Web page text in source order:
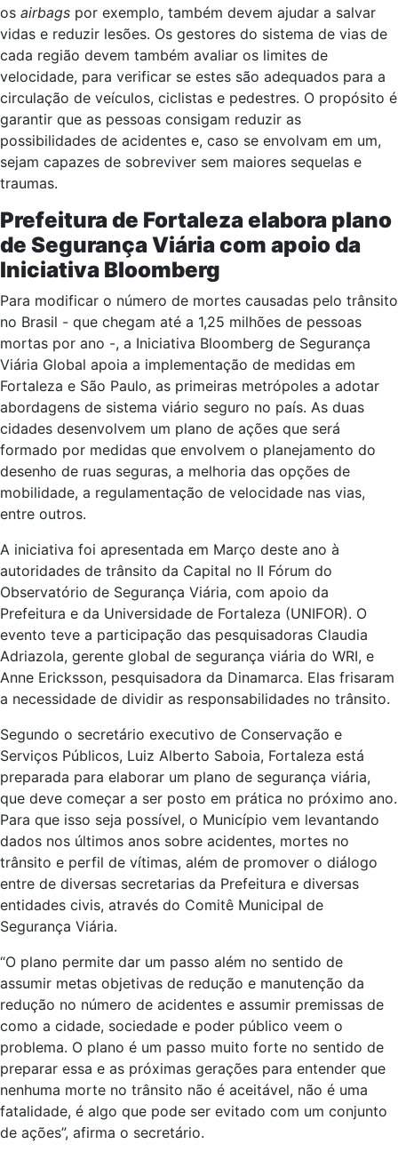
os airbags por exemplo, também devem ajudar a salvar
vidas e reduzir lesões. Os gestores do sistema de vias de
cada região devem também avaliar os limites de
velocidade, para verificar se estes são adequados para a
circulação de veículos, ciclistas e pedestres. O propósito é
garantir que as pessoas consigam reduzir as
possibilidades de acidentes e, caso se envolvam em um,
sejam capazes de sobreviver sem maiores sequelas e
traumas.
Prefeitura de Fortaleza elabora plano
de Segurança Viária com apoio da
Iniciativa Bloomberg
Para modificar o número de mortes causadas pelo trânsito
no Brasil - que chegam até a 1,25 milhões de pessoas
mortas por ano -, a Iniciativa Bloomberg de Segurança
Viária Global apoia a implementação de medidas em
Fortaleza e São Paulo, as primeiras metrópoles a adotar
abordagens de sistema viário seguro no país. As duas
cidades desenvolvem um plano de ações que será
formado por medidas que envolvem o planejamento do
desenho de ruas seguras, a melhoria das opções de
mobilidade, a regulamentação de velocidade nas vias,
entre outros.
A iniciativa foi apresentada em Março deste ano à
autoridades de trânsito da Capital no II Fórum do
Observatório de Segurança Viária, com apoio da
Prefeitura e da Universidade de Fortaleza (UNIFOR). O
evento teve a participação das pesquisadoras Claudia
Adriazola, gerente global de segurança viária do WRI, e
Anne Ericksson, pesquisadora da Dinamarca. Elas frisaram
a necessidade de dividir as responsabilidades no trânsito.
Segundo o secretário executivo de Conservação e
Serviços Públicos, Luiz Alberto Saboia, Fortaleza está
preparada para elaborar um plano de segurança viária,
que deve começar a ser posto em prática no próximo ano.
Para que isso seja possível, o Município vem levantando
dados nos últimos anos sobre acidentes, mortes no
trânsito e perfil de vítimas, além de promover o diálogo
entre de diversas secretarias da Prefeitura e diversas
entidades civis, através do Comitê Municipal de
Segurança Viária.
“O plano permite dar um passo além no sentido de
assumir metas objetivas de redução e manutenção da
redução no número de acidentes e assumir premissas de
como a cidade, sociedade e poder público veem o
problema. O plano é um passo muito forte no sentido de
preparar essa e as próximas gerações para entender que
nenhuma morte no trânsito não é aceitável, não é uma
fatalidade, é algo que pode ser evitado com um conjunto
de ações”, afirma o secretário.